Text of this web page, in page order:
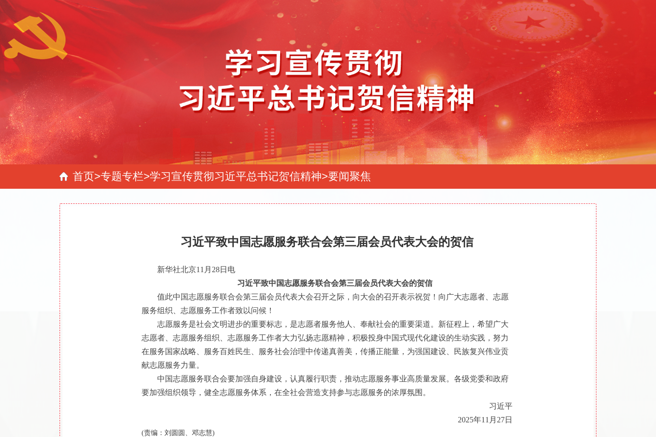
首页>专题专栏>学习宣传贯彻习近平总书记贺信精神>要闻聚焦
习近平致中国志愿服务联合会第三届会员代表大会的贺信
新华社北京11月28日电
习近平致中国志愿服务联合会第三届会员代表大会的贺信
值此中国志愿服务联合会第三届会员代表大会召开之际，向大会的召开表示祝贺！向广大志愿者、志愿
服务组织、志愿服务工作者致以问候！
志愿服务是社会文明进步的重要标志，是志愿者服务他人、奉献社会的重要渠道。新征程上，希望广大
志愿者、志愿服务组织、志愿服务工作者大力弘扬志愿精神，积极投身中国式现代化建设的生动实践，努力
在服务国家战略、服务百姓民生、服务社会治理中传递真善美，传播正能量，为强国建设、民族复兴伟业贡
献志愿服务力量。
中国志愿服务联合会要加强自身建设，认真履行职责，推动志愿服务事业高质量发展。各级党委和政府
要加强组织领导，健全志愿服务体系，在全社会营造支持参与志愿服务的浓厚氛围。
习近平
2025年11月27日
(责编：刘圆圆、邓志慧)